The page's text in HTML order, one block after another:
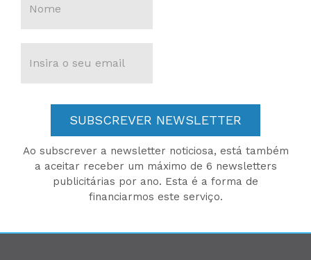
SUBSCREVER NEWSLETTER
Ao subscrever a newsletter noticiosa, está também
a aceitar receber um máximo de 6 newsletters
publicitárias por ano. Esta é a forma de
financiarmos este serviço.